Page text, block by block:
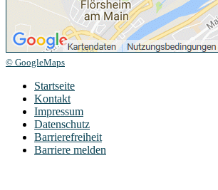
© GoogleMaps
Startseite
Kontakt
Impressum
Datenschutz
Barrierefreiheit
Barriere melden